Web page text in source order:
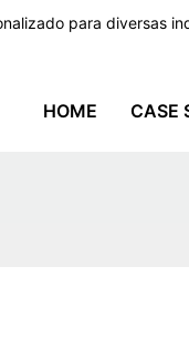
para diversas
HOME CASE